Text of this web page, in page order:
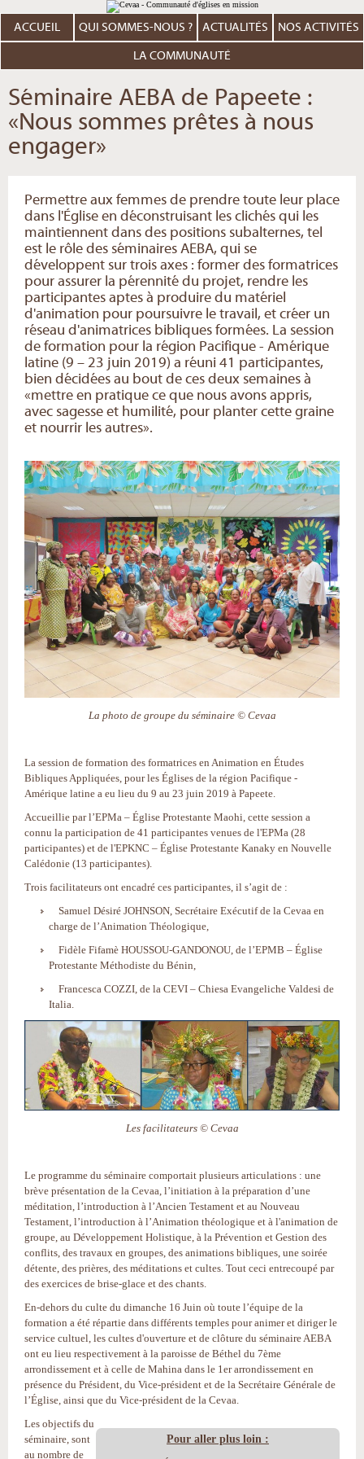
au
contenu.
Aller
personnels
ACCUEIL QUI SOMMES-NOUS ? ACTUALITÉS NOS ACTIVITÉS
LA COMMUNAUTÉ
Séminaire AEBA de Papeete :
«Nous sommes prêtes à nous
engager»
Permettre aux femmes de prendre toute leur place
dans l'Église en déconstruisant les clichés qui les
maintiennent dans des positions subalternes, tel
est le rôle des séminaires AEBA, qui se
développent sur trois axes : former des formatrices
pour assurer la pérennité du projet, rendre les
participantes aptes à produire du matériel
d'animation pour poursuivre le travail, et créer un
réseau d'animatrices bibliques formées. La session
de formation pour la région Pacifique - Amérique
latine (9 – 23 juin 2019) a réuni 41 participantes,
bien décidées au bout de ces deux semaines à
«mettre en pratique ce que nous avons appris,
avec sagesse et humilité, pour planter cette graine
et nourrir les autres».
La photo de groupe du séminaire © Cevaa
La session de formation des formatrices en Animation en Études
Bibliques Appliquées, pour les Églises de la région Pacifique -
Amérique latine a eu lieu du 9 au 23 juin 2019 à Papeete.
Accueillie par l’EPMa – Église Protestante Maohi, cette session a
connu la participation de 41 participantes venues de l'EPMa (28
participantes) et de l'EPKNC – Église Protestante Kanaky en Nouvelle
Calédonie (13 participantes).
Trois facilitateurs ont encadré ces participantes, il s’agit de :
Samuel Désiré JOHNSON, Secrétaire Exécutif de la Cevaa en
charge de l’Animation Théologique,
Fidèle Fifamè HOUSSOU-GANDONOU, de l’EPMB – Église
Protestante Méthodiste du Bénin,
Francesca COZZI, de la CEVI – Chiesa Evangeliche Valdesi de
Italia.
Les facilitateurs © Cevaa
Le programme du séminaire comportait plusieurs articulations : une
brève présentation de la Cevaa, l’initiation à la préparation d’une
méditation, l’introduction à l’Ancien Testament et au Nouveau
Testament, l’introduction à l’Animation théologique et à l'animation de
groupe, au Développement Holistique, à la Prévention et Gestion des
conflits, des travaux en groupes, des animations bibliques, une soirée
détente, des prières, des méditations et cultes. Tout ceci entrecoupé par
des exercices de brise-glace et des chants.
En-dehors du culte du dimanche 16 Juin où toute l’équipe de la
formation a été répartie dans différents temples pour animer et diriger le
service cultuel, les cultes d'ouverture et de clôture du séminaire AEBA
ont eu lieu respectivement à la paroisse de Béthel du 7ème
arrondissement et à celle de Mahina dans le 1er arrondissement en
présence du Président, du Vice-président et de la Secrétaire Générale de
l’Église, ainsi que du Vice-président de la Cevaa.
Pour aller plus loin :
Les objectifs du
séminaire, sont
au nombre de